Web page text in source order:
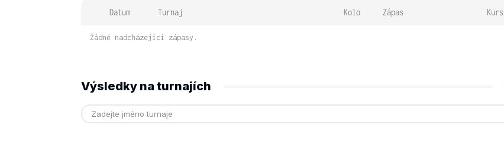
Datum Turnaj Kolo Zápas Kurs
Žádné nadcházející zápasy.
Výsledky na turnajích